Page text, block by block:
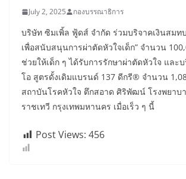
July 2, 2025 กองบรรณาธิการ
บริษัท ซิมเพิ้ล ฟู้ดส์ จำกัด ร่วมบริจาคเงินสมท
เพื่อสนับสนุนการผ่าตัดหัวใจเด็ก” จำนวน
ช่วยให้เด็ก ๆ ได้รับการรักษาผ่าตัดหัวใจ และ
โอ สูตรดั้งเดิมแบรนด์ 137 ดีกรี® จำนวน
สถาบันโรคหัวใจ ตึกสอาด ศิริพัฒน์ โรงพยาบ
ราชเทวี กรุงเทพมหานคร เมื่อเร็ว ๆ นี้
Post Views: 456